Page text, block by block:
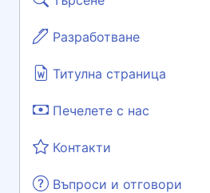
Разработване
Титулна страница
Печелете с нас
Контакти
Въпроси и отговори